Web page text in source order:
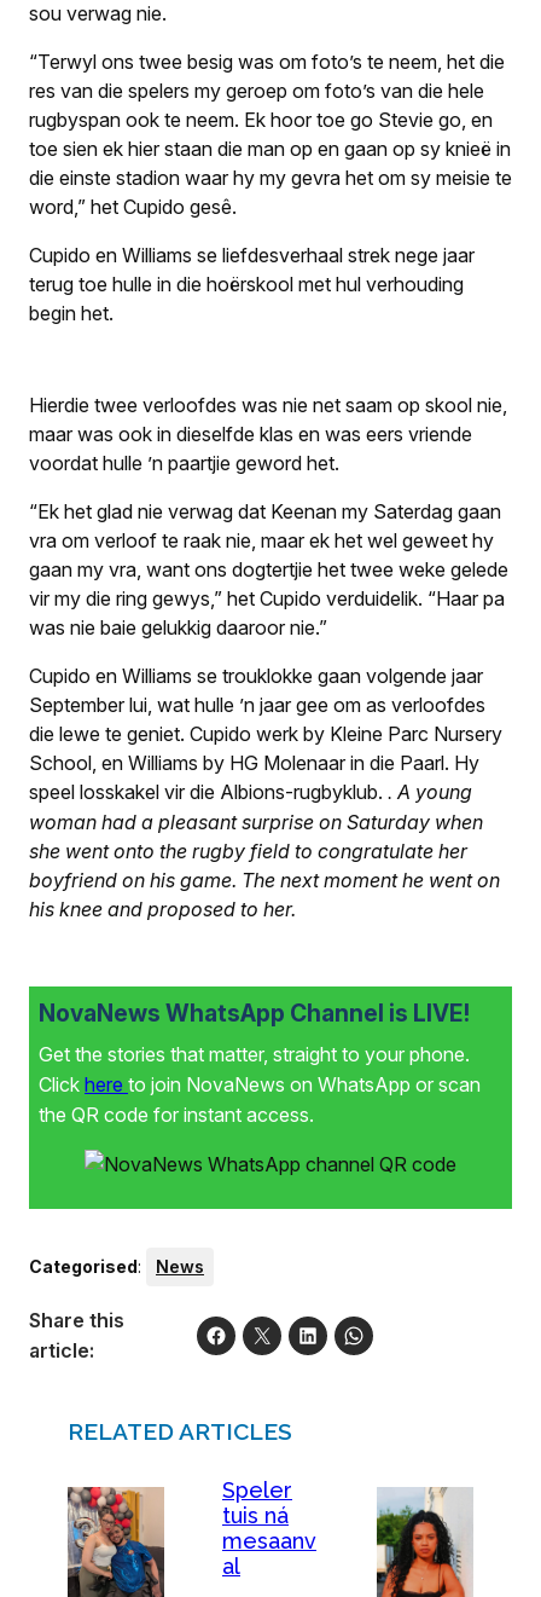
sou verwag nie.
“Terwyl ons twee besig was om foto’s te neem, het die
res van die spelers my geroep om foto’s van die hele
rugbyspan ook te neem. Ek hoor toe go Stevie go, en
toe sien ek hier staan die man op en gaan op sy knieë in
die einste stadion waar hy my gevra het om sy meisie te
word,” het Cupido gesê.
Cupido en Williams se liefdesverhaal strek nege jaar
terug toe hulle in die hoërskool met hul verhouding
begin het.
Hierdie twee verloofdes was nie net saam op skool nie,
maar was ook in dieselfde klas en was eers vriende
voordat hulle ’n paartjie geword het.
“Ek het glad nie verwag dat Keenan my Saterdag gaan
vra om verloof te raak nie, maar ek het wel geweet hy
gaan my vra, want ons dogtertjie het twee weke gelede
vir my die ring gewys,” het Cupido verduidelik. “Haar pa
was nie baie gelukkig daaroor nie.”
Cupido en Williams se trouklokke gaan volgende jaar
September lui, wat hulle ’n jaar gee om as verloof­des
die lewe te geniet. Cupido werk by Kleine Parc Nursery
School, en Williams by HG Molenaar in die Paarl. Hy
speel losskakel vir die Albions-rugbyklub. . A young
woman had a pleasant surprise on Saturday when
she went onto the rugby field to congratulate her
boyfriend on his game. The next moment he went on
his knee and proposed to her.
NovaNews WhatsApp Channel is LIVE!
Get the stories that matter, straight to your phone.
Click here to join NovaNews on WhatsApp or scan
the QR code for instant access.
Categorised: News
Share this
article:
RELATED ARTICLES
Speler
tuis ná
mesaanv
al